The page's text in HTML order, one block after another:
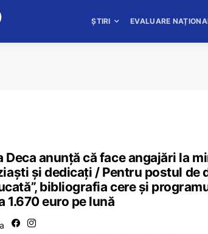
ȘTIRI EVALUARE
Deca anunță că face angajări la
și dedicați / Pentru postul de
bibliografia cere și
1.670 euro pe lună